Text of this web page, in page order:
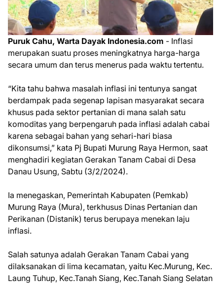
Puruk Cahu, Warta Dayak Indonesia.com - Inflasi
merupakan suatu proses meningkatnya harga-harga
secara umum dan terus menerus pada waktu tertentu.
“Kita tahu bahwa masalah inflasi ini tentunya sangat
berdampak pada segenap lapisan masyarakat secara
khusus pada sektor pertanian di mana salah satu
komoditas yang berpengaruh pada inflasi adalah cabai
karena sebagai bahan yang sehari-hari biasa
dikonsumsi,” kata Pj Bupati Murung Raya Hermon, saat
menghadiri kegiatan Gerakan Tanam Cabai di Desa
Danau Usung, Sabtu (3/2/2024).
Ia menegaskan, Pemerintah Kabupaten (Pemkab)
Murung Raya (Mura), terkhusus Dinas Pertanian dan
Perikanan (Distanik) terus berupaya menekan laju
inflasi.
Salah satunya adalah Gerakan Tanam Cabai yang
dilaksanakan di lima kecamatan, yaitu Kec.Murung, Kec.
Laung Tuhup, Kec.Tanah Siang, Kec.Tanah Siang Selatan